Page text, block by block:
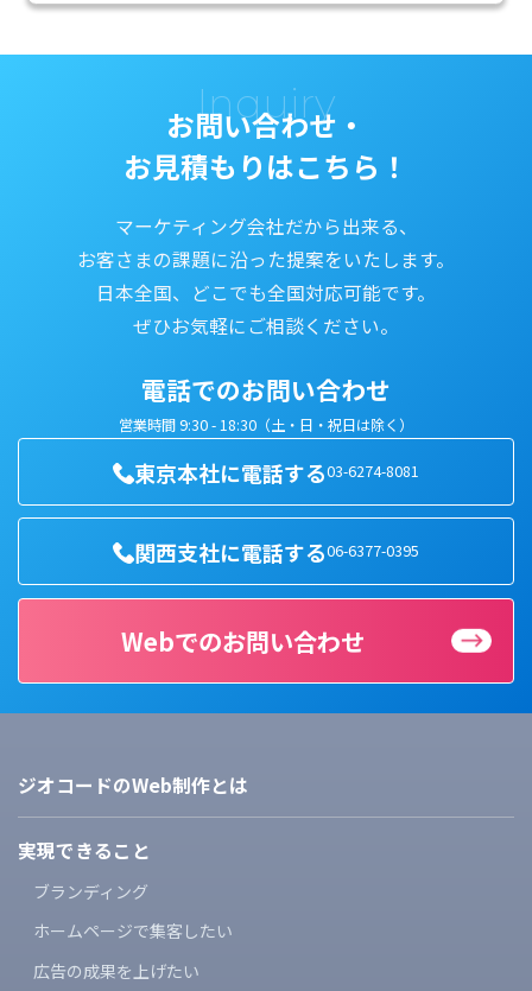
Inquiry
お問い合わせ・
お見積もりはこちら！
マーケティング会社だから出来る、
お客さまの課題に沿った提案をいたします。
日本全国、どこでも全国対応可能です。
ぜひお気軽にご相談ください。
電話でのお問い合わせ
営業時間 9:30 - 18:30（土・日・祝日は除く）
東京本社に電話する03-6274-8081
関西支社に電話する06-6377-0395
Webでのお問い合わせ
ジオコードのWeb制作とは
実現できること
ブランディング
ホームページで集客したい
広告の成果を上げたい